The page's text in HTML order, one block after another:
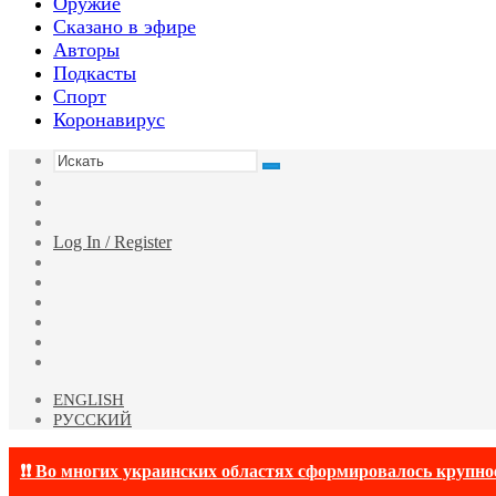
Сказано в эфире
Авторы
Подкасты
Спорт
Коронавирус
Искать
статья
Log In / Register
ENGLISH
РУССКИЙ
❗❗ Во многих украинских областях сформировалось